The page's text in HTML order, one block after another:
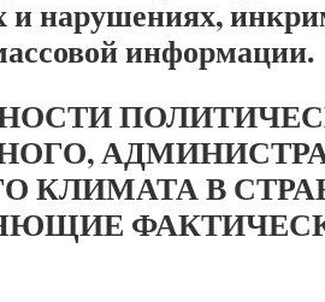
и нарушениях,
информации.
КЛИМАТА В